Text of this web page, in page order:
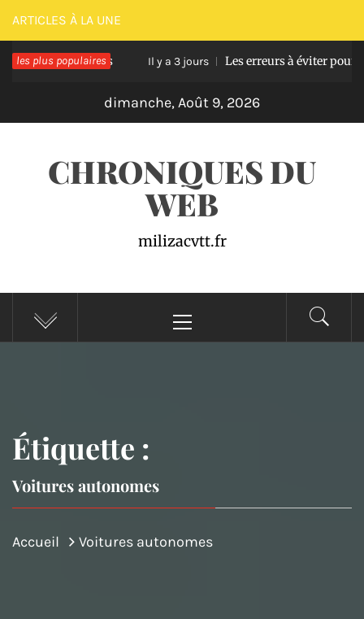
Passer
au
contenu
ARTICLES À LA UNE
les plus populaires
en bois Il y a 3 jours Les erreurs à éviter pour réussir
dimanche, Août 9, 2026
CHRONIQUES DU
WEB
milizacvtt.fr
principal
Étiquette :
Voitures autonomes
Accueil Voitures autonomes